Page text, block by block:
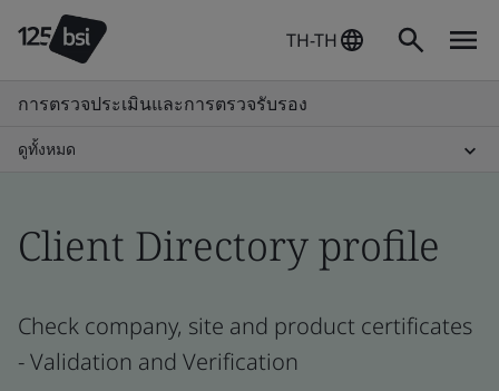
TH-TH
การตรวจประเมินและการตรวจรับรอง
ดูทั้งหมด
Client Directory profile
Check company, site and product certificates
- Validation and Verification